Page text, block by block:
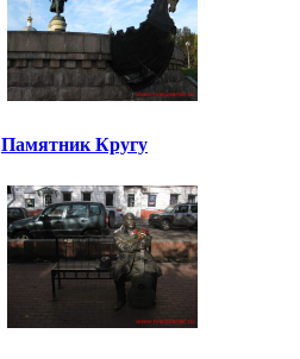
Памятник Кругу